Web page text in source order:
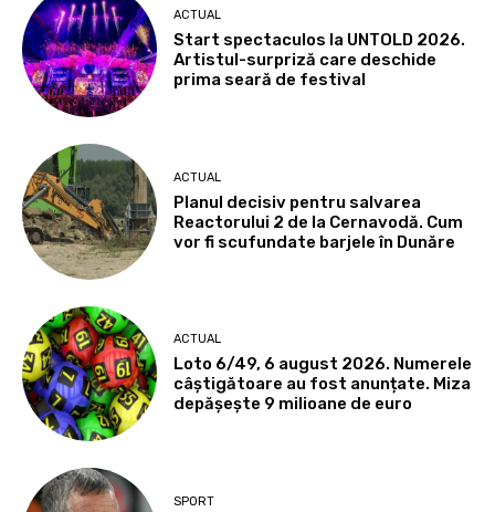
ACTUAL
Start spectaculos la UNTOLD 2026.
Artistul-surpriză care deschide
prima seară de festival
ACTUAL
Planul decisiv pentru salvarea
Reactorului 2 de la Cernavodă. Cum
vor fi scufundate barjele în Dunăre
ACTUAL
Loto 6/49, 6 august 2026. Numerele
câștigătoare au fost anunțate. Miza
depășește 9 milioane de euro
SPORT